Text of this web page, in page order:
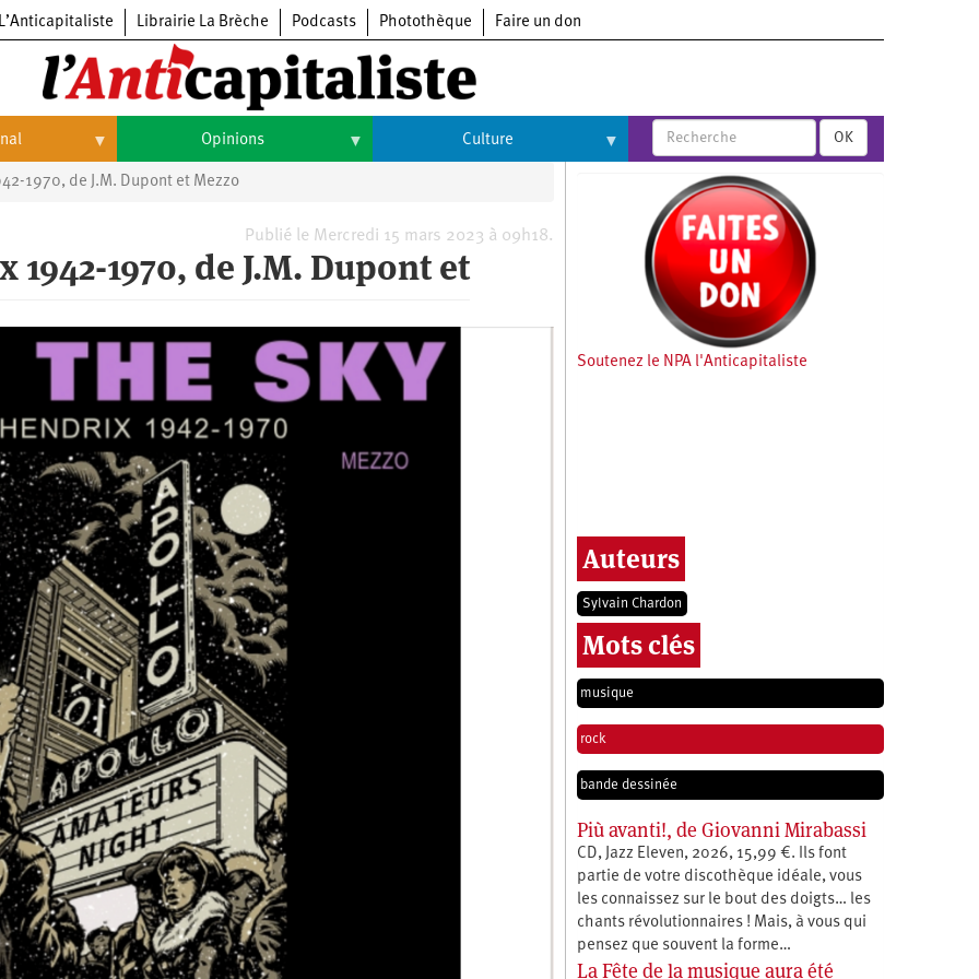
L’Anticapitaliste Librairie La Brèche Podcasts Photothèque Faire un don
Opinions
Opinions
Culture
Arts
Cinéma
Expositions
Livres
OK
1970, de J.M. Dupont et Mezzo
Publié le Mercredi 15 mars 2023 à 09h18.
1970, de J.M. Dupont et
Soutenez le NPA l'Anticapitaliste
Auteurs
Sylvain Chardon
Mots clés
musique
rock
bande dessinée
Più avanti!, de Giovanni Mirabassi
CD, Jazz Eleven, 2026, 15,99 €. Ils font
partie de votre discothèque idéale, vous
les connaissez sur le bout des doigts… les
chants révolutionnaires ! Mais, à vous qui
pensez que souvent la forme…
La Fête de la musique aura été